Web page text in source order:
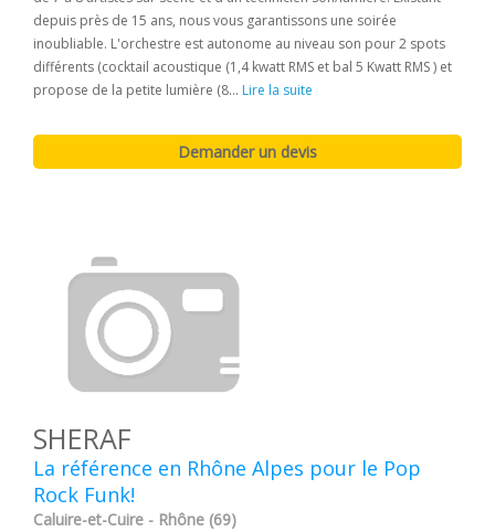
depuis près de 15 ans, nous vous garantissons une soirée
inoubliable. L'orchestre est autonome au niveau son pour 2 spots
différents (cocktail acoustique (1,4 kwatt RMS et bal 5 Kwatt RMS ) et
propose de la petite lumière (8... Lire la suite
SHERAF
La référence en Rhône Alpes pour le Pop
Rock Funk!
Caluire-et-Cuire - Rhône (69)